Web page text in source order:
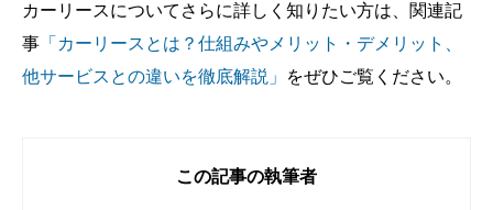
カーリースについてさらに詳しく知りたい方は、関連記
事 「カーリースとは？仕組みやメリット・デメリット、
他サービスとの違いを徹底解説」
をぜひご覧ください。
この記事の執筆者